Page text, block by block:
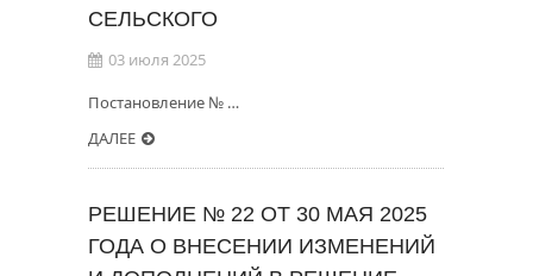
СЕЛЬСКОГО
03 июля 2025
Постановление № …
ДАЛЕЕ
РЕШЕНИЕ № 22 ОТ 30 МАЯ 2025
ГОДА О ВНЕСЕНИИ ИЗМЕНЕНИЙ